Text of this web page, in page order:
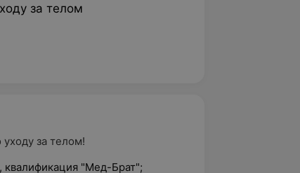
за телом
за телом!
квалификация "Мед-Брат";